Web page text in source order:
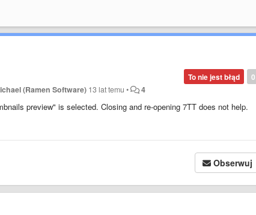
0
To nie jest błąd
(Ramen Software) 13 lat temu • 4
preview" is selected. Closing and re-opening 7TT does not help.
Obserwuj